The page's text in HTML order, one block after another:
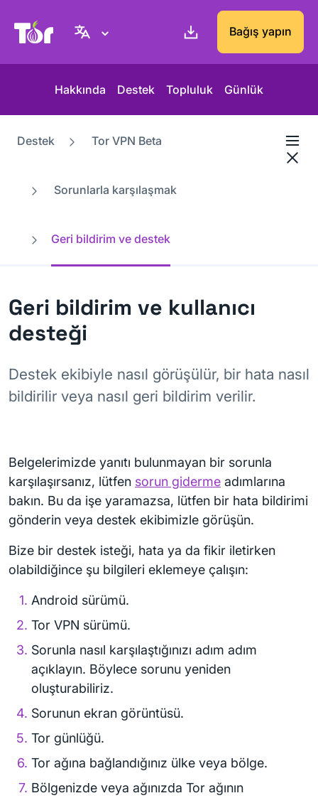
Tor Project sitesi Bağış yapın
Hakkında Destek Topluluk Günlük
Destek Tor VPN Beta
Sorunlarla karşılaşmak
Geri bildirim ve destek
Geri bildirim ve kullanıcı
desteği
Destek ekibiyle nasıl görüşülür, bir hata nasıl
bildirilir veya nasıl geri bildirim verilir.
Belgelerimizde yanıtı bulunmayan bir sorunla
karşılaşırsanız, lütfen sorun giderme adımlarına
bakın. Bu da işe yaramazsa, lütfen bir hata bildirimi
gönderin veya destek ekibimizle görüşün.
Bize bir destek isteği, hata ya da fikir iletirken
olabildiğince şu bilgileri eklemeye çalışın:
Android sürümü.
Tor VPN sürümü.
Sorunla nasıl karşılaştığınızı adım adım
açıklayın. Böylece sorunu yeniden
oluşturabiliriz.
Sorunun ekran görüntüsü.
Tor günlüğü.
Tor ağına bağlandığınız ülke veya bölge.
Bölgenizde veya ağınızda Tor ağının